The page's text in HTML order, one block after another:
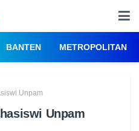
BANTEN METROPOLITAN
Unpam
Unpam